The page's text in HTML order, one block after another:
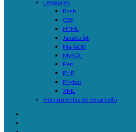
Lenguajes
Bash
CSS
HTML
JavaScript
MariaDB
MySQL
Perl
PHP
Phyton
XML
Herramientas de desarrollo